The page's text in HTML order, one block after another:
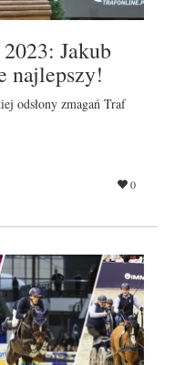
Jakub
najlepszy!
odsłony zmagań Traf
0